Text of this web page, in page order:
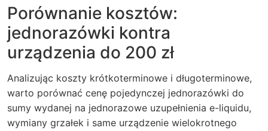
Porównanie kosztów:
jednorazówki kontra
urządzenia do 200 zł
Analizując koszty krótkoterminowe i długoterminowe,
warto porównać cenę pojedynczej jednorazówki do
sumy wydanej na jednorazowe uzupełnienia e-liquidu,
wymiany grzałek i same urządzenie wielokrotnego